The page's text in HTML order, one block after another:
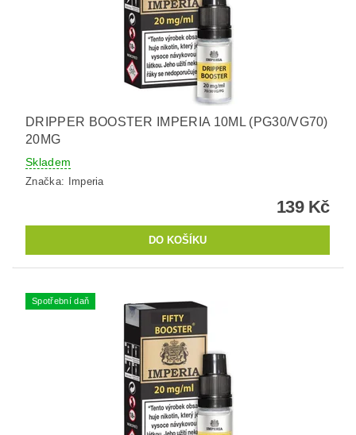
DRIPPER BOOSTER IMPERIA 10ML (PG30/VG70)
20MG
Skladem
Značka: Imperia
139 Kč
Spotřební daň